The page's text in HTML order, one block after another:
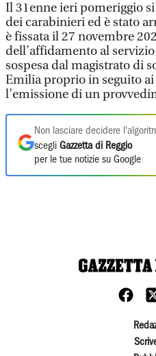
Il 31enne ieri pomeriggio
dei carabinieri ed è stato
è fissata il 27 novembre
dell’affidamento al
sospesa dal magistrato di
Emilia proprio in seguito
l’emissione di un
Non lasciare decidere
scegli Gazzetta di Reggio
per le tue notizie su Google